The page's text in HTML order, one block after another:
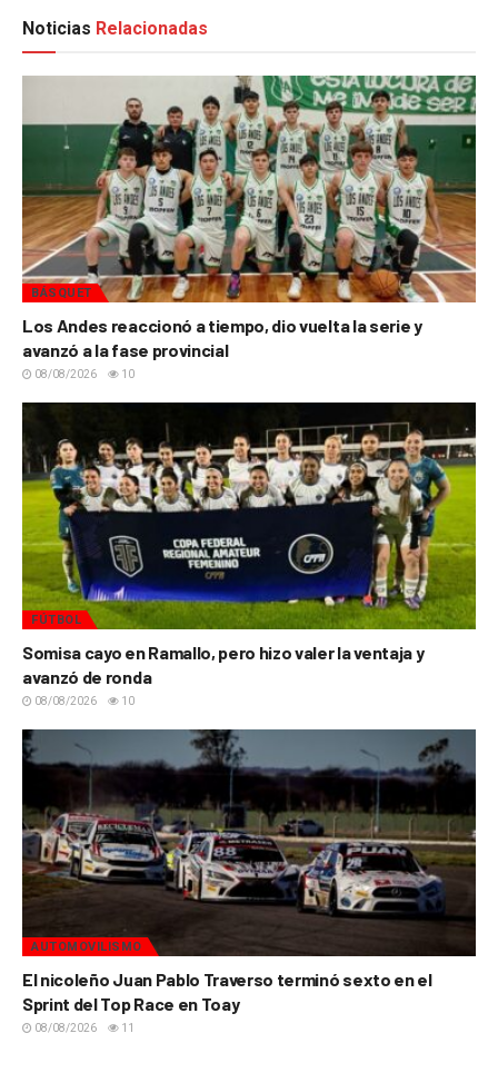
Noticias Relacionadas
BÁSQUET
Los Andes reaccionó a tiempo, dio vuelta la serie y
avanzó a la fase provincial
08/08/2026 10
FÚTBOL
Somisa cayo en Ramallo, pero hizo valer la ventaja y
avanzó de ronda
08/08/2026 10
AUTOMOVILISMO
El nicoleño Juan Pablo Traverso terminó sexto en el
Sprint del Top Race en Toay
08/08/2026 11